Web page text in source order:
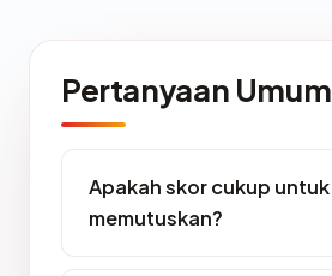
Pertanyaan Umum
Apakah skor cukup untuk
memutuskan?